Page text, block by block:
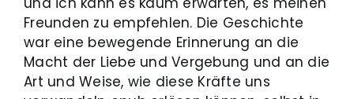
Freunden zu empfehlen. Die Geschichte
war eine bewegende Erinnerung an die
Macht der Liebe und Vergebung und an die
Art und Weise, wie diese Kräfte uns